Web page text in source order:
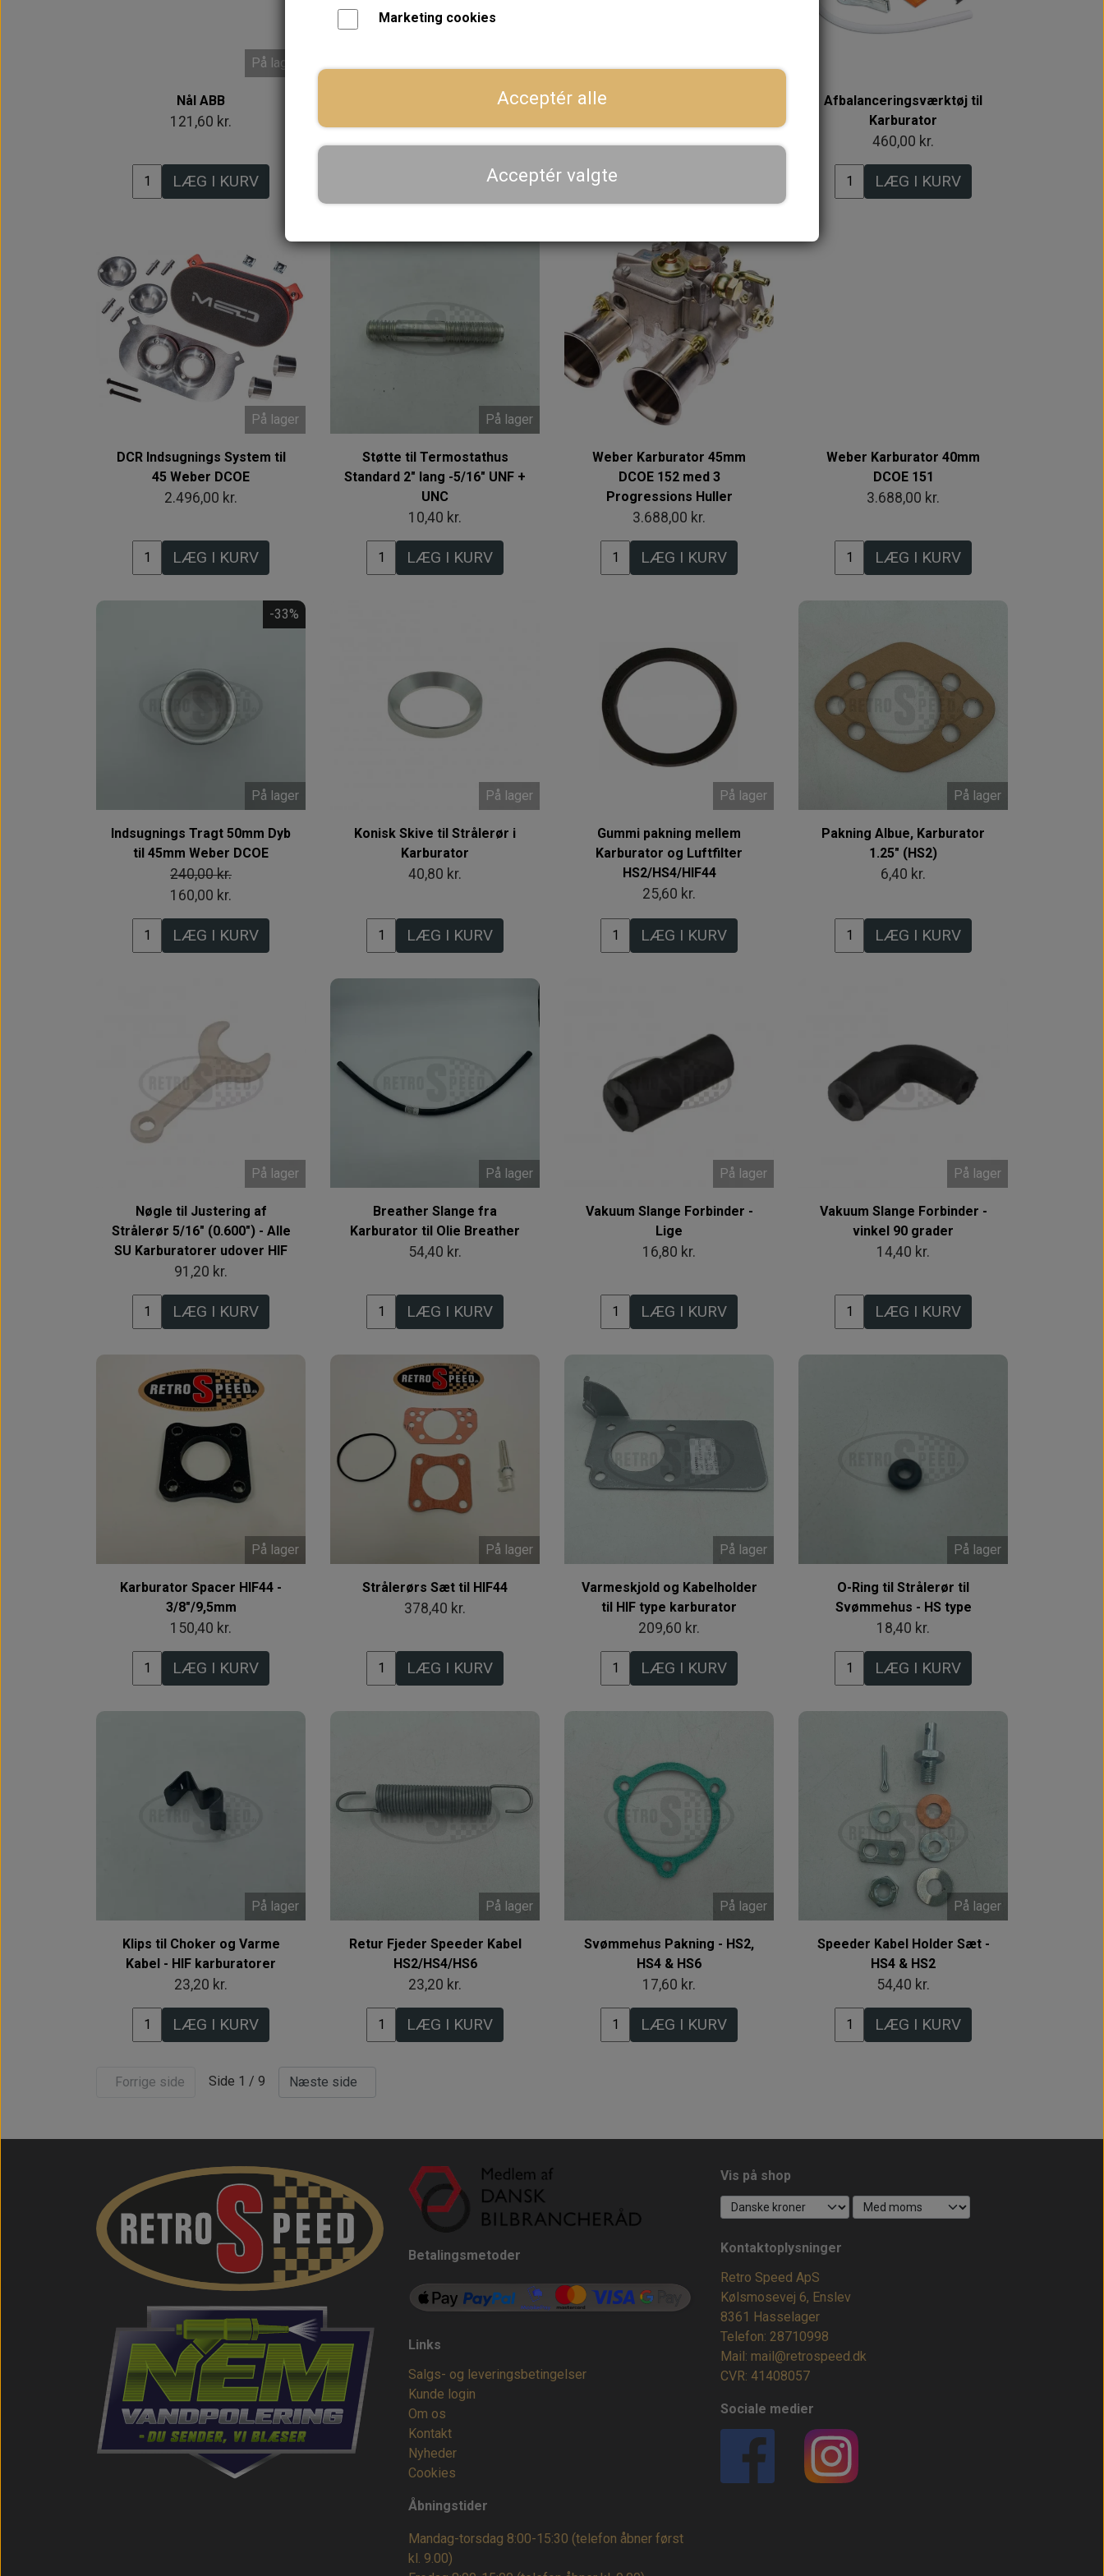
På lager
Nål ABB
121,60 kr.
LÆG I KURV
MANIFOLD TWIN INLET HS4/6
LÆG I KURV
Afbalanceringsværktøj til
Karburator
460,00 kr.
LÆG I KURV
På lager
DCR Indsugnings System til
45 Weber DCOE
2.496,00 kr.
LÆG I KURV
På lager
Støtte til Termostathus
Standard 2" lang -5/16" UNF +
UNC
10,40 kr.
LÆG I KURV
Weber Karburator 45mm
DCOE 152 med 3
Progressions Huller
3.688,00 kr.
LÆG I KURV
Weber Karburator 40mm
DCOE 151
3.688,00 kr.
LÆG I KURV
-33%
På lager
Indsugnings Tragt 50mm Dyb
til 45mm Weber DCOE
240,00 kr.
160,00 kr.
LÆG I KURV
På lager
Konisk Skive til Strålerør i
Karburator
40,80 kr.
LÆG I KURV
På lager
Gummi pakning mellem
Karburator og Luftfilter
HS2/HS4/HIF44
25,60 kr.
LÆG I KURV
På lager
Pakning Albue, Karburator
1.25" (HS2)
6,40 kr.
LÆG I KURV
På lager
Nøgle til Justering af
Strålerør 5/16" (0.600") - Alle
SU Karburatorer udover HIF
91,20 kr.
LÆG I KURV
På lager
Breather Slange fra
Karburator til Olie Breather
54,40 kr.
LÆG I KURV
På lager
Vakuum Slange Forbinder -
Lige
16,80 kr.
LÆG I KURV
På lager
Vakuum Slange Forbinder -
vinkel 90 grader
14,40 kr.
LÆG I KURV
På lager
Karburator Spacer HIF44 -
3/8"/9,5mm
150,40 kr.
LÆG I KURV
På lager
Strålerørs Sæt til HIF44
378,40 kr.
LÆG I KURV
På lager
Varmeskjold og Kabelholder
til HIF type karburator
209,60 kr.
LÆG I KURV
På lager
O-Ring til Strålerør til
Svømmehus - HS type
18,40 kr.
LÆG I KURV
På lager
Klips til Choker og Varme
Kabel - HIF karburatorer
23,20 kr.
LÆG I KURV
På lager
Retur Fjeder Speeder Kabel
HS2/HS4/HS6
23,20 kr.
LÆG I KURV
På lager
Svømmehus Pakning - HS2,
HS4 & HS6
17,60 kr.
LÆG I KURV
På lager
Speeder Kabel Holder Sæt -
HS4 & HS2
54,40 kr.
LÆG I KURV
Forrige side Side 1 / 9 Næste side
Betalingsmetoder
Links
Salgs- og leveringsbetingelser
Kunde login
Om os
Kontakt
Nyheder
Cookies
Åbningstider
Mandag-torsdag 8:00-15:30 (telefon åbner først
kl. 9.00)
Vis på shop
Kontaktoplysninger
Retro Speed ApS
Kølsmosevej 6, Enslev
8361 Hasselager
Telefon: 28710998
Mail: mail@retrospeed.dk
CVR: 41408057
Sociale medier
Marketing cookies
Acceptér alle
Acceptér valgte